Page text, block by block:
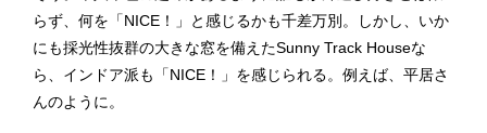
らず、何を「NICE！」と感じるかも千差万別。しかし、いか
にも採光性抜群の大きな窓を備えたSunny Track Houseな
ら、インドア派も「NICE！」を感じられる。例えば、平居さ
んのように。